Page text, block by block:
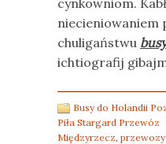
cynkowniom.
niecieniowaniem
chuligaństwu
ichtiografij
Busy do Holandii
Piła Stargard Przewóz
Międzyrzecz,